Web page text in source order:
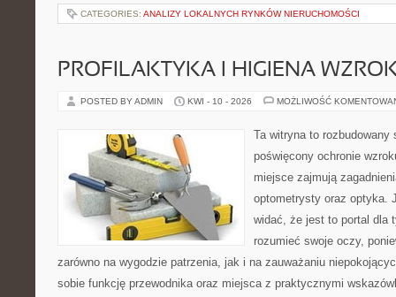
CATEGORIES: ANALIZY LOKALNYCH RYNKÓW NIERUCHOMOŚCI
PROFILAKTYKA I HIGIENA
POSTED BY ADMIN KWI - 10 - 2026 MOŻLIWOŚĆ
Ta witryna to rozbudowany
poświęcony ochronie
miejsce zajmują
optometrysty oraz optyka.
widać, że jest to portal dla
rozumieć swoje oczy,
zarówno na wygodzie patrzenia, jak i na zauważaniu
sobie funkcję przewodnika oraz miejsca z praktycznymi